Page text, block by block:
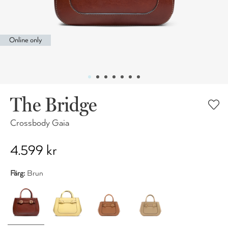
Online only
The Bridge
Crossbody Gaia
4.599 kr
Färg: Brun